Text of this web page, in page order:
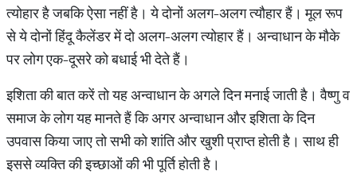
त्योहार है जबकि ऐसा नहीं है। ये दोनों अलग-अलग त्यौहार हैं। मूल रूप
से ये दोनों हिंदू कैलेंडर में दो अलग-अलग त्योहार हैं। अन्वाधान के मौके
पर लोग एक-दूसरे को बधाई भी देते हैं।
इशिता की बात करें तो यह अन्वाधान के अगले दिन मनाई जाती है। वैष्णु व
समाज के लोग यह मानते हैं कि अगर अन्वाधान और इशिता के दिन
उपवास किया जाए तो सभी को शांति और खुशी प्राप्त होती है। साथ ही
इससे व्यक्ति की इच्छाओं की भी पूर्ति होती है।